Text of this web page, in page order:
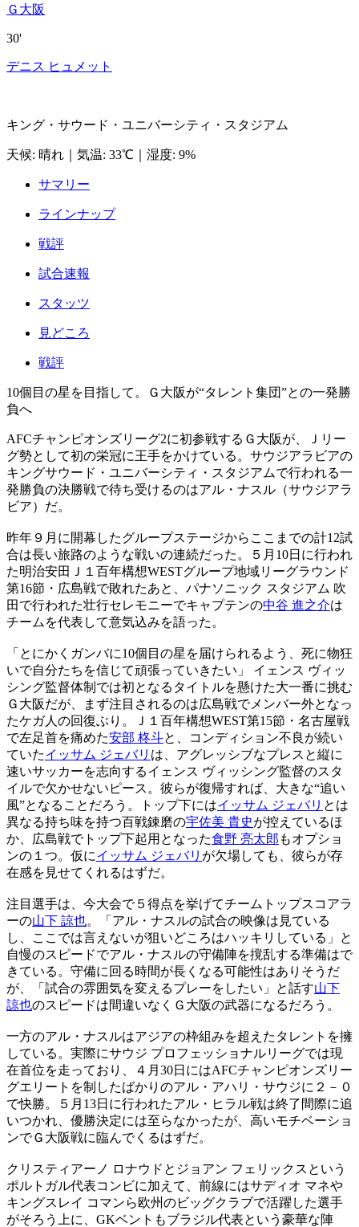
Ｇ大阪
30'
デニス ヒュメット
キング・サウード・ユニバーシティ・スタジアム
天候: 晴れ 気温: 33℃ 湿度: 9%
サマリー
ラインナップ
戦評
試合速報
スタッツ
見どころ
戦評
10個目の星を目指して。Ｇ大阪が“タレント集団”との一発勝
負へ
AFCチャンピオンズリーグ2に初参戦するＧ大阪が、Ｊリー
グ勢として初の栄冠に王手をかけている。サウジアラビアの
キングサウード・ユニバーシティ・スタジアムで行われる一
発勝負の決勝戦で待ち受けるのはアル・ナスル（サウジアラ
ビア）だ。
昨年９月に開幕したグループステージからここまでの計12試
合は長い旅路のような戦いの連続だった。５月10日に行われ
た明治安田Ｊ１百年構想WESTグループ地域リーグラウンド
第16節・広島戦で敗れたあと、パナソニック スタジアム 吹
田で行われた壮行セレモニーでキャプテンの中谷 進之介は
チームを代表して意気込みを語った。
「とにかくガンバに10個目の星を届けられるよう、死に物狂
いで自分たちを信じて頑張っていきたい」 イェンス ヴィッ
シング監督体制では初となるタイトルを懸けた大一番に挑む
Ｇ大阪だが、まず注目されるのは広島戦でメンバー外となっ
たケガ人の回復ぶり。Ｊ１百年構想WEST第15節・名古屋戦
で左足首を痛めた安部 柊斗と、コンディション不良が続い
ていたイッサム ジェバリ は、アグレッシブなプレスと縦に
速いサッカーを志向するイェンス ヴィッシング監督のスタ
イルで欠かせないピース。彼らが復帰すれば、大きな“追い
風”となることだろう。トップ下にはイッサム ジェバリ とは
異なる持ち味を持つ百戦錬磨の宇佐美 貴史が控えているほ
か、広島戦でトップ下起用となった食野 亮太郎 もオプショ
ンの１つ。仮にイッサム ジェバリ が欠場しても、彼らが存
在感を見せてくれるはずだ。
注目選手は、今大会で５得点を挙げてチームトップスコアラ
ーの山下 諒也。「アル・ナスルの試合の映像は見ている
し、ここでは言えないが狙いどころはハッキリしている」と
自慢のスピードでアル・ナスルの守備陣を撹乱する準備はで
きている。守備に回る時間が長くなる可能性はありそうだ
が、「試合の雰囲気を変えるプレーをしたい」と話す山下
諒也のスピードは間違いなくＧ大阪の武器になるだろう。
一方のアル・ナスルはアジアの枠組みを超えたタレントを擁
している。実際にサウジ プロフェッショナルリーグでは現
在首位を走っており、４月30日にはAFCチャンピオンズリー
グエリートを制したばかりのアル・アハリ・サウジに２－０
で快勝。５月13日に行われたアル・ヒラル戦は終了間際に追
いつかれ、優勝決定には至らなかったが、高いモチベーショ
ンでＧ大阪戦に臨んでくるはずだ。
クリスティアーノ ロナウドとジョアン フェリックスという
ポルトガル代表コンビに加えて、前線にはサディオ マネや
キングスレイ コマンら欧州のビッグクラブで活躍した選手
がそろう上に、GKベントもブラジル代表という豪華な陣